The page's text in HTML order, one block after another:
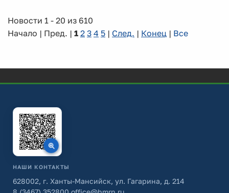
Новости 1 - 20 из 610
Начало | Пред. | 1 2 3 4 5 | След. | Конец | Все
НАШИ КОНТАКТЫ
628002, г. Ханты-Мансийск, ул. Гагарина, д. 214